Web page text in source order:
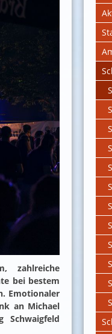
zahlreiche
bei bestem
Emotionaler
an Michael
Schwaigfeld